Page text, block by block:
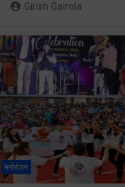
Girish Gairola
मनोरंजन